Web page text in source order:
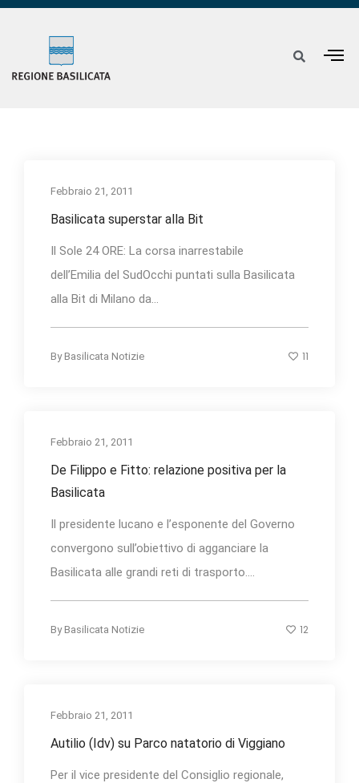
Febbraio 21, 2011
Basilicata superstar alla Bit
Il Sole 24 ORE: La corsa inarrestabile
dell’Emilia del SudOcchi puntati sulla Basilicata
alla Bit di Milano da...
By Basilicata Notizie 11
Febbraio 21, 2011
De Filippo e Fitto: relazione positiva per la
Basilicata
Il presidente lucano e l’esponente del Governo
convergono sull’obiettivo di agganciare la
Basilicata alle grandi reti di trasporto....
By Basilicata Notizie 12
Febbraio 21, 2011
Autilio (Idv) su Parco natatorio di Viggiano
Per il vice presidente del Consiglio regionale,